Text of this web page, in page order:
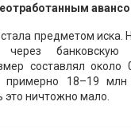
предметом иска.
через банковскую
составлял около
примерно 18–19
ничтожно мало.